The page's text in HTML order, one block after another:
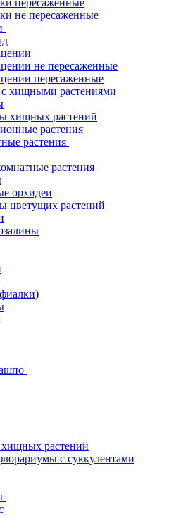
пересаженные
не пересаженные
не пересаженные
пересаженные
хищными растениями
хищных растений
растения
растения
растения
орхидеи
цветущих растений
растений
с суккулентами